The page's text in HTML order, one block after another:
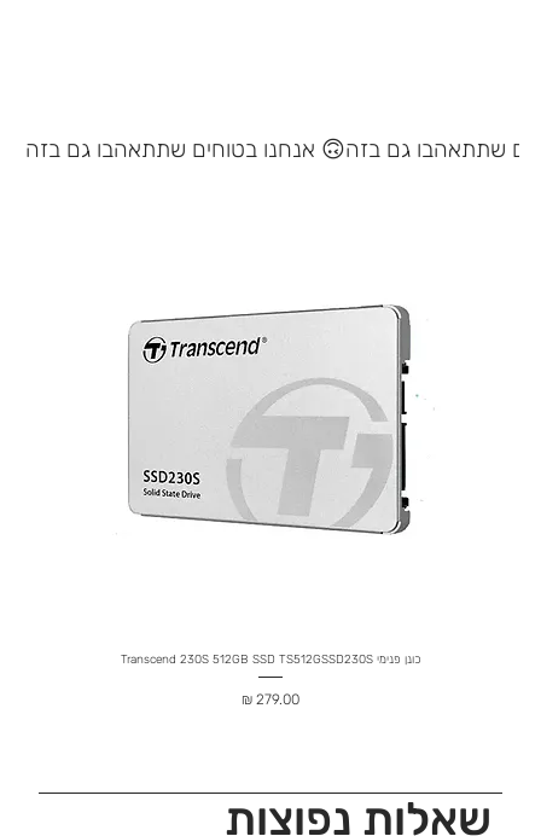
אנחנו בטוחים שתתאהבו גם בזה 🙃
כונן פנימי Transcend 230S 512GB SSD TS512GSSD230S
מחיר
שאלות נפוצות